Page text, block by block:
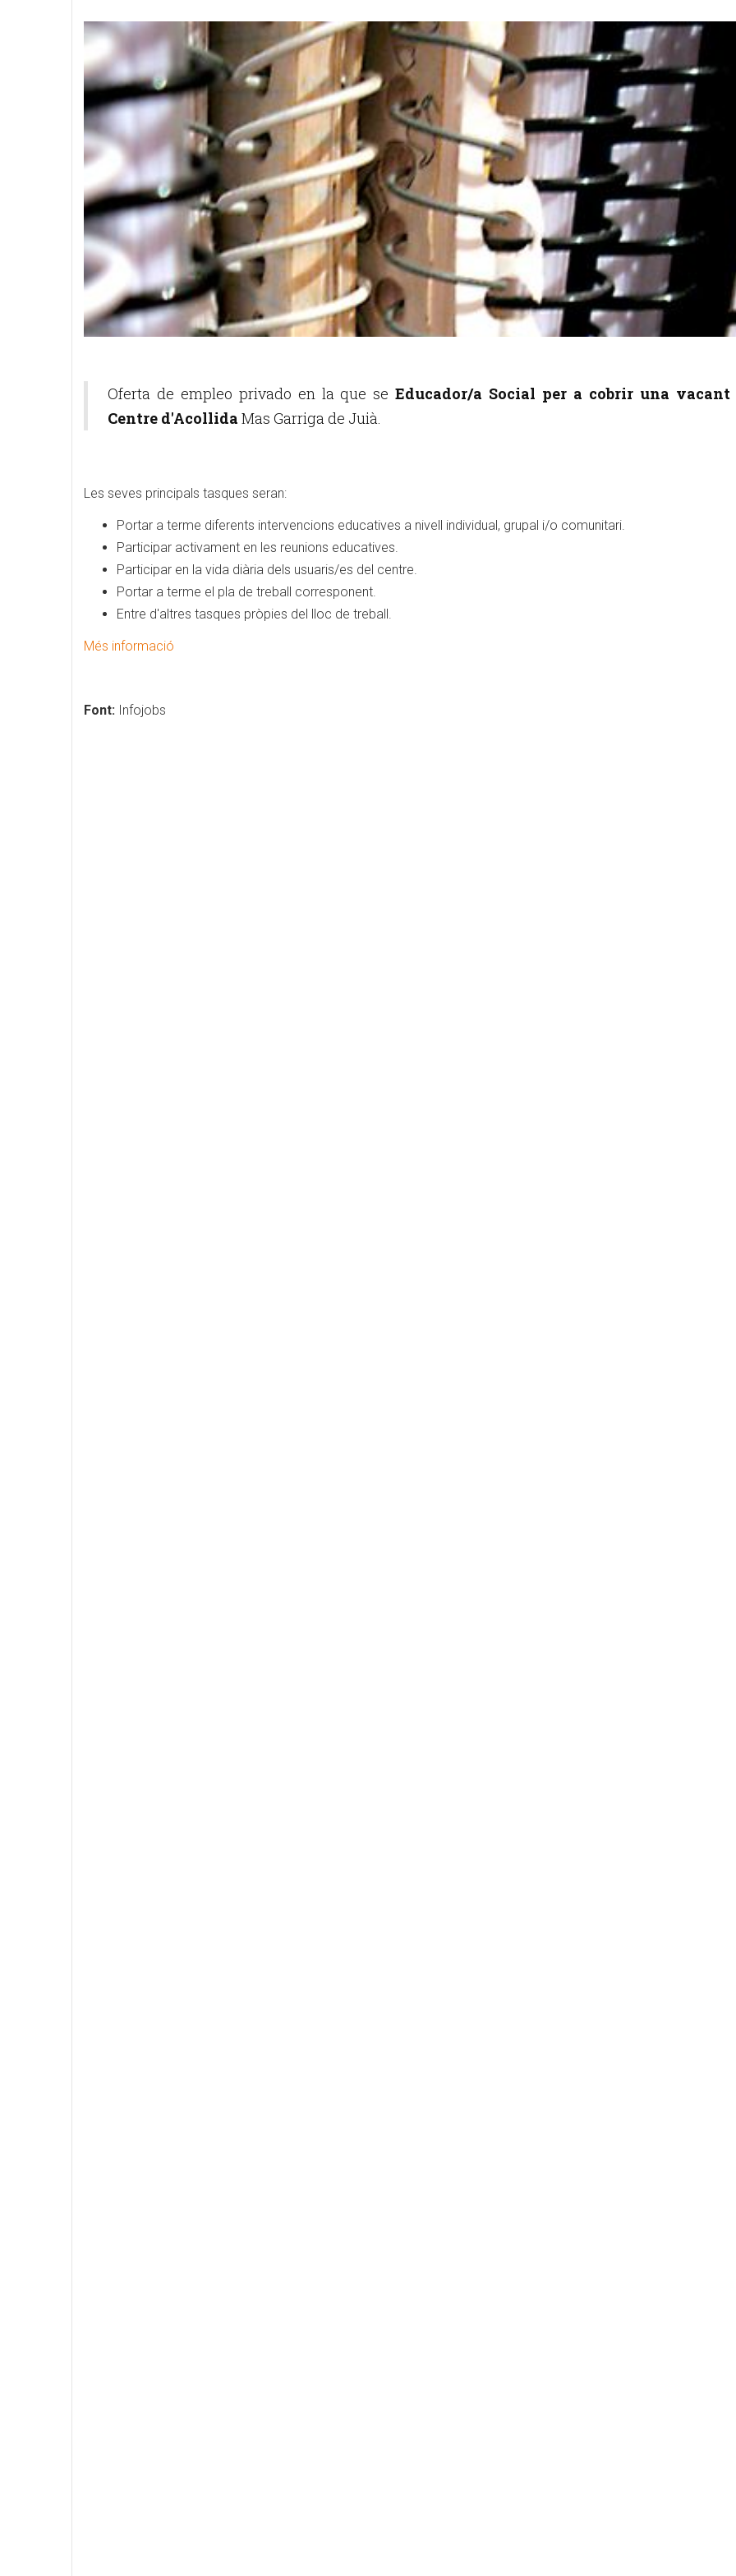
Oferta de empleo privado en la que se Educador/a Social per a cobrir una vacant
Centre d'Acollida Mas Garriga de Juià.
Les seves principals tasques seran:
Portar a terme diferents intervencions educatives a nivell individual, grupal i/o comunitari.
Participar activament en les reunions educatives.
Participar en la vida diària dels usuaris/es del centre.
Portar a terme el pla de treball corresponent.
Entre d'altres tasques pròpies del lloc de treball.
Més informació
Font: Infojobs